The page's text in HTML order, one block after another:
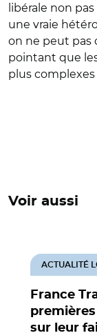
libérale non
une vraie
on ne peut pas
pointant que
plus complexes
Voir aussi
France
sur leur
ACTUALITÉ